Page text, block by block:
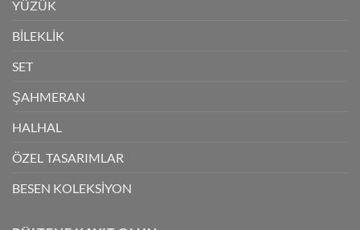
YÜZÜK
BİLEKLİK
SET
ŞAHMERAN
HALHAL
ÖZEL TASARIMLAR
BESEN KOLEKSİYON